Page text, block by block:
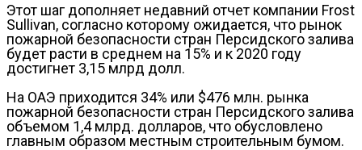
Этот шаг дополняет недавний отчет компании Frost
Sullivan, согласно которому ожидается, что рынок
пожарной безопасности стран Персидского залива
будет расти в среднем на 15% и к 2020 году
достигнет 3,15 млрд долл.
На ОАЭ приходится 34% или $476 млн. рынка
пожарной безопасности стран Персидского залива
объемом 1,4 млрд. долларов, что обусловлено
главным образом местным строительным бумом.